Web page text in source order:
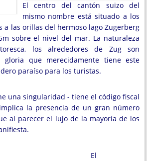
El centro del cantón suizo del
mismo nombre está situado a los
a las orillas del hermoso lago Zugerberg
sobre el nivel del mar. La naturaleza
los alrededores de Zug son
gloria que merecidamente tiene este
paraíso para los turistas.
una singularidad - tiene el código fiscal
la presencia de un gran número
al parecer el lujo de la mayoría de los
El